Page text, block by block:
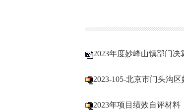
2023年度妙峰山镇部门决
2023-105-北京市门头沟
2023年项目绩效自评材料